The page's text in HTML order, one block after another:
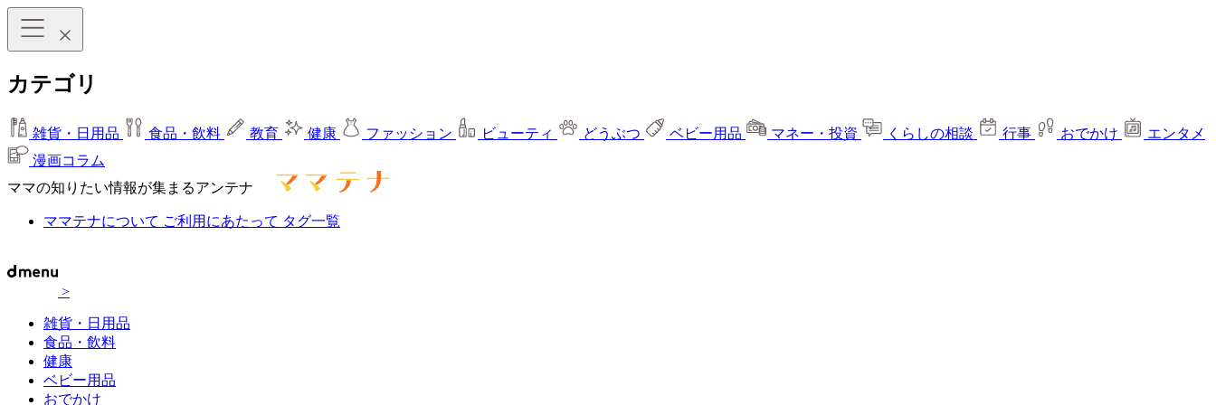
カテゴリ
雑貨・日用品 食品・飲料 教育 健康 ファッション ビューティ どうぶつ ベビー用品 マネー・投資 くらしの相談 行事 おでかけ
エンタメ
漫画コラム
ママの知りたい情報が集まるアンテナ
ママテナについて ご利用にあたって タグ一覧
>
雑貨・日用品
食品・飲料
健康
ベビー用品
おでかけ